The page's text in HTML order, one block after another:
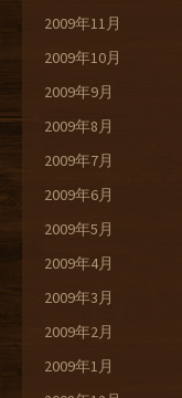
2009年11月
2009年10月
2009年9月
2009年8月
2009年7月
2009年6月
2009年5月
2009年4月
2009年3月
2009年2月
2009年1月